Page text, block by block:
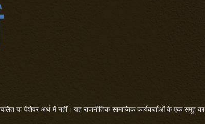
या पेशेवर अर्थ में नहीं। यह राजनीतिक-सामाजिक कार्यकर्ताओं के एक समूह का